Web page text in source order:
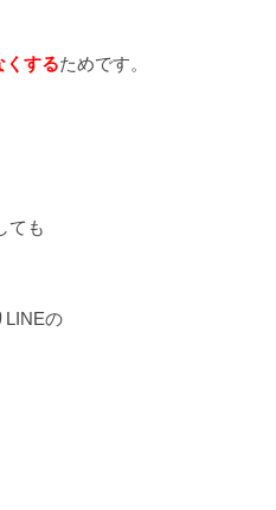
くするためです。
ても
LINEの